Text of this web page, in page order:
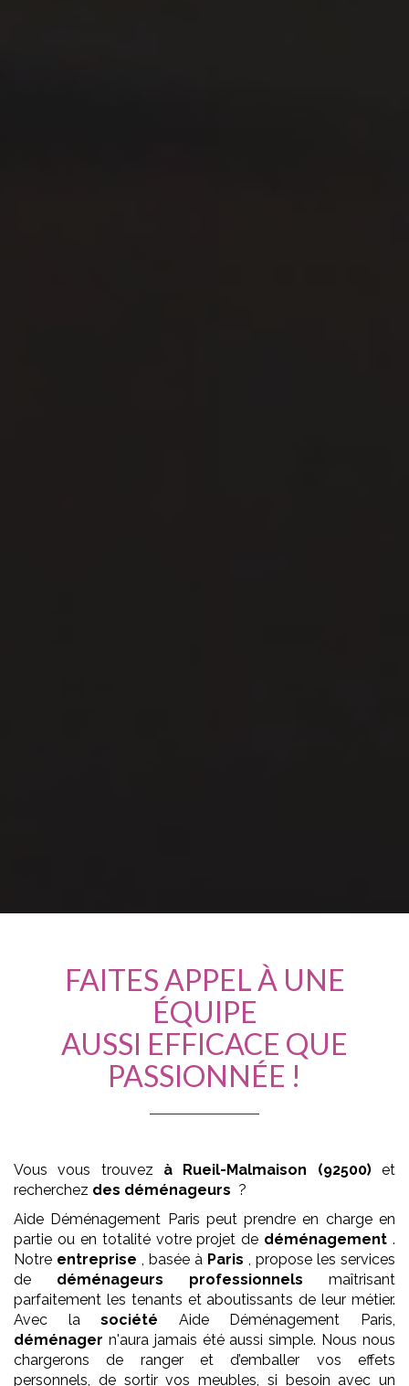
FAITES APPEL À UNE
ÉQUIPE
AUSSI EFFICACE QUE
PASSIONNÉE !
Vous vous trouvez à Rueil-Malmaison (92500) et
recherchez des déménageurs ?
Aide Déménagement Paris peut prendre en charge en
partie ou en totalité votre projet de déménagement .
Notre entreprise , basée à Paris , propose les services
de déménageurs professionnels maîtrisant
parfaitement les tenants et aboutissants de leur métier.
Avec lasociété Aide Déménagement Paris,
déménager n'aura jamais été aussi simple. Nous nous
chargerons de ranger et d’emballer vos effets
personnels, de sortir vos meubles, si besoin avec un